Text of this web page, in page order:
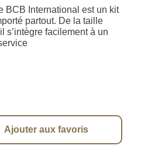
BCB International est un kit
partout. De la taille
s’intègre facilement à un
Ajouter aux favoris